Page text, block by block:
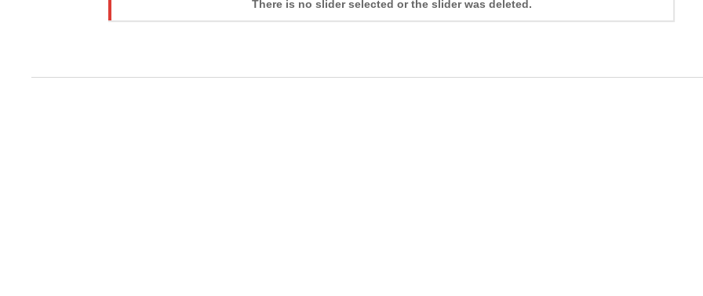
There is no slider selected or the slider was deleted.